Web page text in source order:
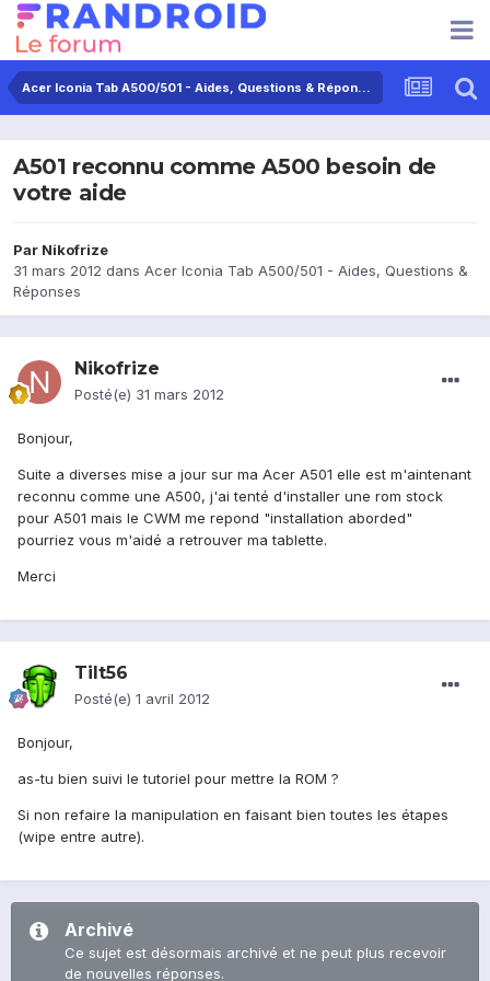
Acer Iconia Tab A500/501 - Aides, Questions & Réponses
A501 reconnu comme A500 besoin de
votre aide
Par Nikofrize
31 mars 2012 dans Acer Iconia Tab A500/501 - Aides, Questions &
Réponses
Nikofrize
Posté(e) 31 mars 2012
Bonjour,
Suite a diverses mise a jour sur ma Acer A501 elle est m'aintenant
reconnu comme une A500, j'ai tenté d'installer une rom stock
pour A501 mais le CWM me repond "installation aborded"
pourriez vous m'aidé a retrouver ma tablette.
Merci
Tilt56
Posté(e) 1 avril 2012
Bonjour,
as-tu bien suivi le tutoriel pour mettre la ROM ?
Si non refaire la manipulation en faisant bien toutes les étapes
(wipe entre autre).
Archivé
Ce sujet est désormais archivé et ne peut plus recevoir
de nouvelles réponses.